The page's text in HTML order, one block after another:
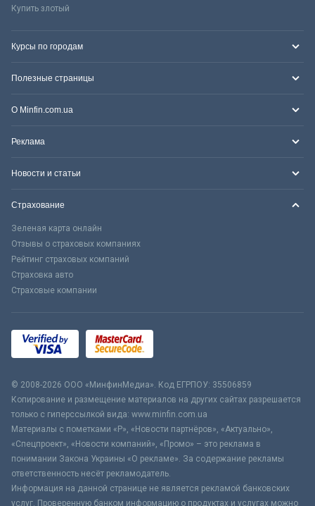
Купить злотый
Курсы по городам
Полезные страницы
О Minfin.com.ua
Реклама
Новости и статьи
Страхование
Зеленая карта онлайн
Отзывы о страховых компаниях
Рейтинг страховых компаний
Страховка авто
Страховые компании
© 2008-2026 ООО «МинфинМедиа». Код ЕГРПОУ: 35506859
Копирование и размещение материалов на других сайтах разрешается
только с гиперссылкой вида: www.minfin.com.ua
Материалы с пометками «Р», «Новости партнёров», «Актуально»,
«Спецпроект», «Новости компаний», «Промо» – это реклама в
понимании Закона Украины «О рекламе». За содержание рекламы
ответственность несёт рекламодатель.
Информация на данной странице не является рекламой банковских
услуг. Проверенную банком информацию о продуктах и услугах можно